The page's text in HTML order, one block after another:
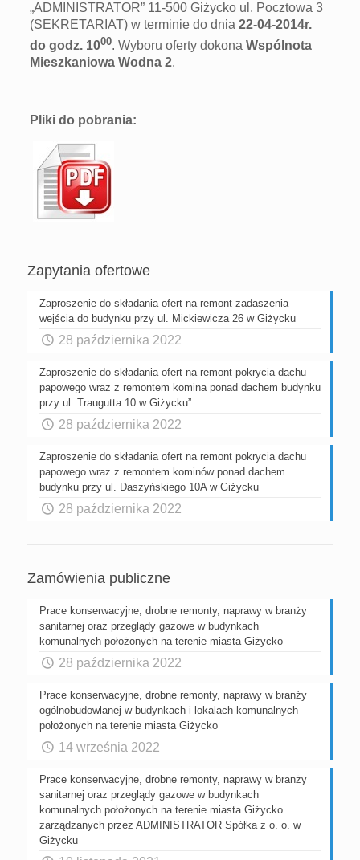
„ADMINISTRATOR” 11-500 Giżycko ul. Pocztowa 3
(SEKRETARIAT) w terminie do dnia22-04-2014r.
do godz. 1000. Wyboru oferty dokonaWspólnota
Mieszkaniowa Wodna 2.
Pliki do pobrania:
Zapytania ofertowe
Zaproszenie do składania ofert na remont zadaszenia
wejścia do budynku przy ul. Mickiewicza 26 w Giżycku
28 października 2022
Zaproszenie do składania ofert na remont pokrycia dachu
papowego wraz z remontem komina ponad dachem budynku
przy ul. Traugutta 10 w Giżycku”
28 października 2022
Zaproszenie do składania ofert na remont pokrycia dachu
papowego wraz z remontem kominów ponad dachem
budynku przy ul. Daszyńskiego 10A w Giżycku
28 października 2022
Zamówienia publiczne
Prace konserwacyjne, drobne remonty, naprawy w branży
sanitarnej oraz przeglądy gazowe w budynkach
komunalnych położonych na terenie miasta Giżycko
28 października 2022
Prace konserwacyjne, drobne remonty, naprawy w branży
ogólnobudowlanej w budynkach i lokalach komunalnych
położonych na terenie miasta Giżycko
14 września 2022
Prace konserwacyjne, drobne remonty, naprawy w branży
sanitarnej oraz przeglądy gazowe w budynkach
komunalnych położonych na terenie miasta Giżycko
zarządzanych przez ADMINISTRATOR Spółka z o. o. w
Giżycku